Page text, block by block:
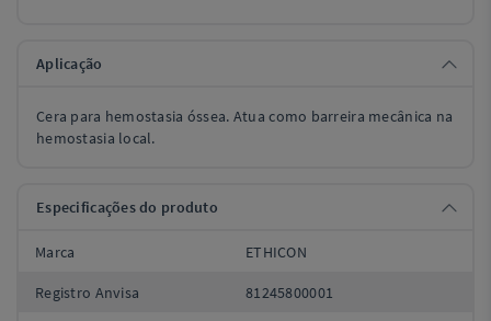
Aplicação
Cera para hemostasia óssea. Atua como barreira mecânica na
hemostasia local.
Especificações do produto
Marca ETHICON
Registro Anvisa 81245800001